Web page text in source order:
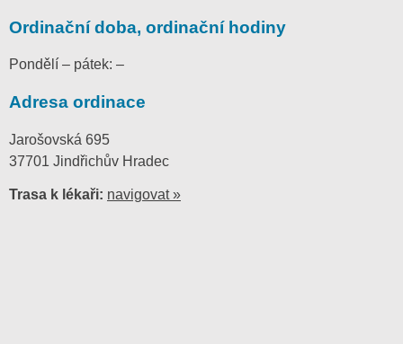
Ordinační doba, ordinační hodiny
Pondělí – pátek: –
Adresa ordinace
Jarošovská 695
37701 Jindřichův Hradec
Trasa k lékaři: navigovat »